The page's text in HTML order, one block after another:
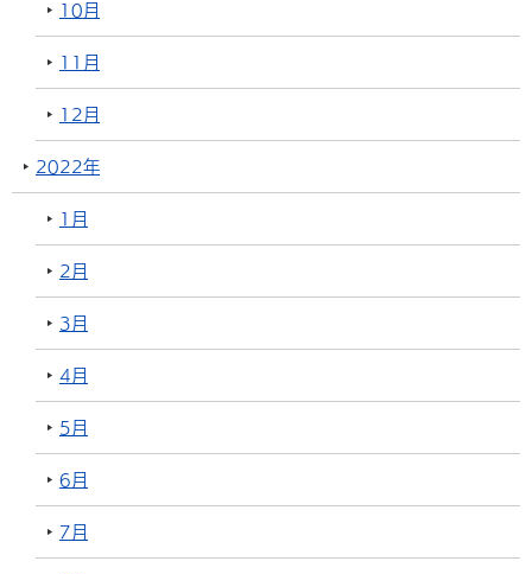
10月
11月
12月
2022年
1月
2月
3月
4月
5月
6月
7月